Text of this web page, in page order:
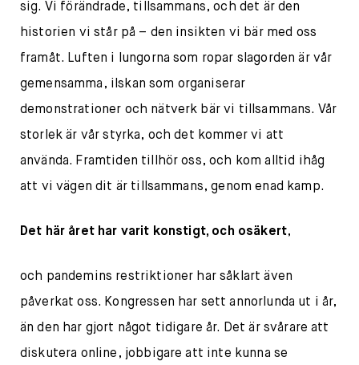
sig. Vi förändrade, tillsammans, och det är den
historien vi står på – den insikten vi bär med oss
framåt. Luften i lungorna som ropar slagorden är vår
gemensamma, ilskan som organiserar
demonstrationer och nätverk bär vi tillsammans. Vår
storlek är vår styrka, och det kommer vi att
använda. Framtiden tillhör oss, och kom alltid ihåg
att vi vägen dit är tillsammans, genom enad kamp.
Det här året har varit konstigt, och osäkert,
och pandemins restriktioner har såklart även
påverkat oss. Kongressen har sett annorlunda ut i år,
än den har gjort något tidigare år. Det är svårare att
diskutera online, jobbigare att inte kunna se